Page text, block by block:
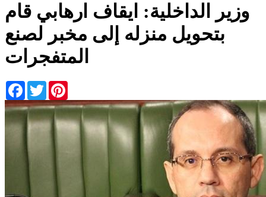
وزير الداخلية: ايقاف ارهابي قام
بتحويل منزله إلى مخبر لصنع
المتفجرات
Facebook
Twitter